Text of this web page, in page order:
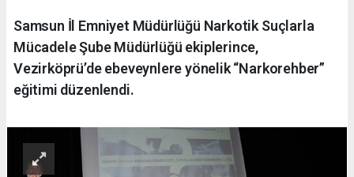
Samsun İl Emniyet Müdürlüğü Narkotik Suçlarla
Mücadele Şube Müdürlüğü ekiplerince,
Vezirköprü’de ebeveynlere yönelik “Narkorehber”
eğitimi düzenlendi.